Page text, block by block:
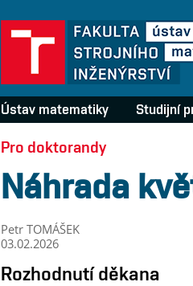
Ústav matematiky Studijní
Pro doktorandy
Náhrada
Petr TOMÁŠEK
03.02.2026
Rozhodnutí děkana